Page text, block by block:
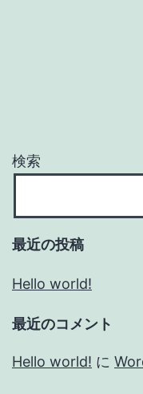
検索
最近の投稿
Hello world!
最近のコメント
Hello world! に